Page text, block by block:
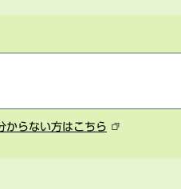
からない方はこちら